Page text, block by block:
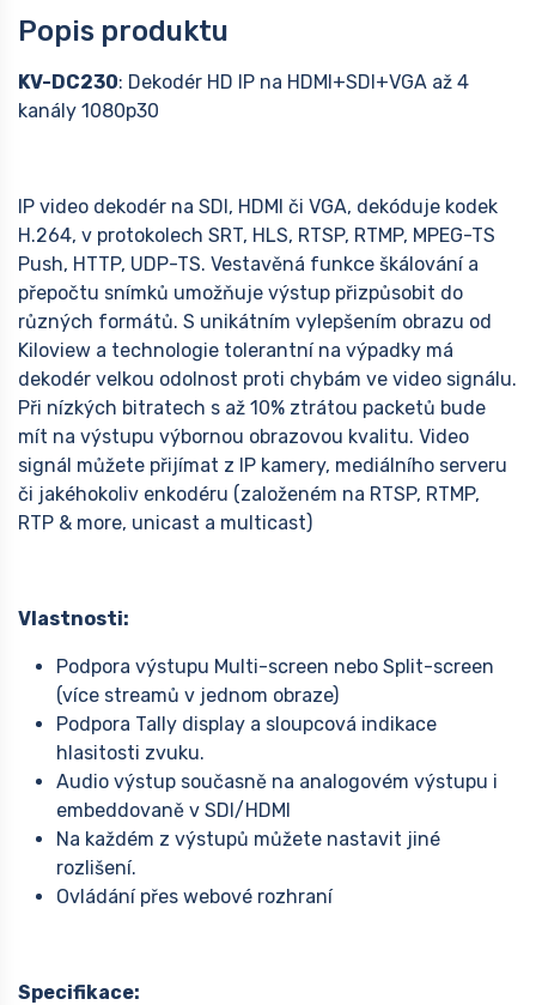
Popis produktu
KV-DC230: Dekodér HD IP na HDMI+SDI+VGA až 4
kanály 1080p30
IP video dekodér na SDI, HDMI či VGA, dekóduje kodek
H.264, v protokolech SRT, HLS, RTSP, RTMP, MPEG-TS
Push, HTTP, UDP-TS. Vestavěná funkce škálování a
přepočtu snímků umožňuje výstup přizpůsobit do
různých formátů. S unikátním vylepšením obrazu od
Kiloview a technologie tolerantní na výpadky má
dekodér velkou odolnost proti chybám ve video signálu.
Při nízkých bitratech s až 10% ztrátou packetů bude
mít na výstupu výbornou obrazovou kvalitu. Video
signál můžete přijímat z IP kamery, mediálního serveru
či jakéhokoliv enkodéru (založeném na RTSP, RTMP,
RTP & more, unicast a multicast)
Vlastnosti:
Podpora výstupu Multi-screen nebo Split-screen
(více streamů v jednom obraze)
Podpora Tally display a sloupcová indikace
hlasitosti zvuku.
Audio výstup současně na analogovém výstupu i
embeddovaně v SDI/HDMI
Na každém z výstupů můžete nastavit jiné
rozlišení.
Ovládání přes webové rozhraní
Specifikace: